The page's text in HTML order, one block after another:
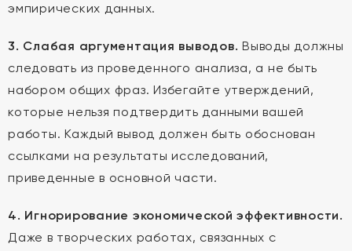
эмпирических данных.
3. Слабая аргументация выводов. Выводы должны
следовать из проведенного анализа, а не быть
набором общих фраз. Избегайте утверждений,
которые нельзя подтвердить данными вашей
работы. Каждый вывод должен быть обоснован
ссылками на результаты исследований,
приведенные в основной части.
4. Игнорирование экономической эффективности.
Даже в творческих работах, связанных с